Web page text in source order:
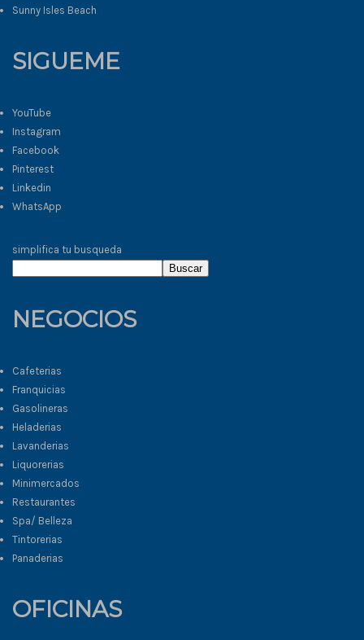
Sunny Isles Beach
SIGUEME
YouTube
Instagram
Facebook
Pinterest
Linkedin
WhatsApp
simplifica tu busqueda
Buscar
NEGOCIOS
Cafeterias
Franquicias
Gasolineras
Heladerias
Lavanderias
Liquorerias
Minimercados
Restaurantes
Spa/ Belleza
Tintorerias
Panaderias
OFICINAS